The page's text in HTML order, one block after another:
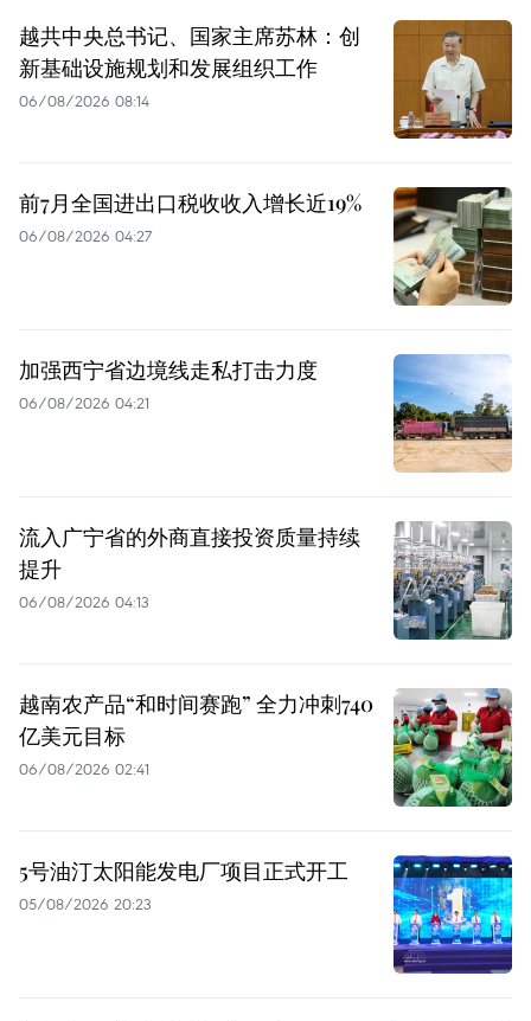
越共中央总书记、国家主席苏林：创
新基础设施规划和发展组织工作
06/08/2026 08:14
前7月全国进出口税收收入增长近19%
06/08/2026 04:27
加强西宁省边境线走私打击力度
06/08/2026 04:21
流入广宁省的外商直接投资质量持续
提升
06/08/2026 04:13
越南农产品“和时间赛跑” 全力冲刺740
亿美元目标
06/08/2026 02:41
5号油汀太阳能发电厂项目正式开工
05/08/2026 20:23